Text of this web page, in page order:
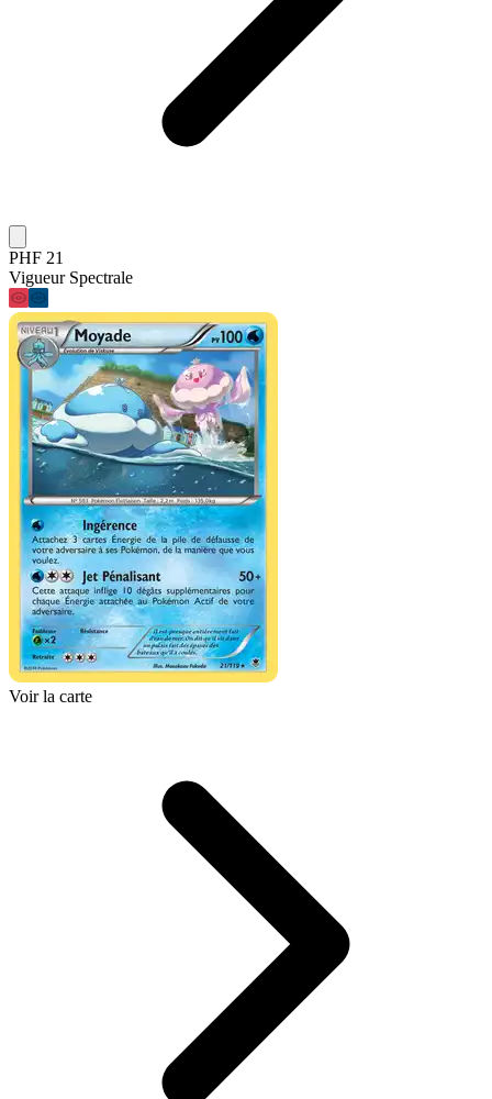
PHF 21
Vigueur Spectrale
Voir la carte